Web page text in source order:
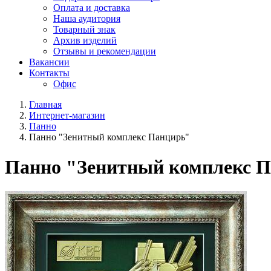
Оплата и доставка
Наша аудитория
Товарный знак
Архив изделий
Отзывы и рекомендации
Вакансии
Контакты
Офис
Главная
Интернет-магазин
Панно
Панно "Зенитный комплекс Панцирь"
Панно "Зенитный комплекс